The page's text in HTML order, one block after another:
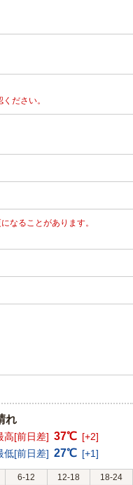
ださい。
なることがあります。
れ
高[前日差] 37℃ [+2]
低[前日差] 27℃ [+1]
6-12 12-18
18-24